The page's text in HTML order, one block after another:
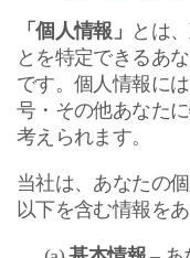
「個人情報」 とは
とを特定できるあ
です。個人情報に
号・その他あなた
考えられます。
当社は、あなたの
以下を含む情報を